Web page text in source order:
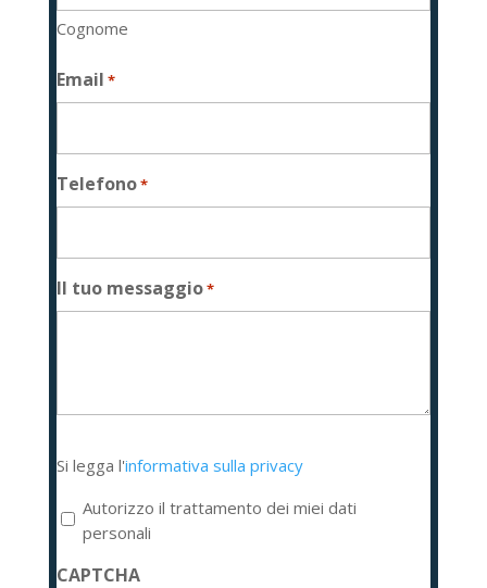
Cognome
Email *
Telefono*
Il tuo messaggio*
legga
l'informativa
sulla
privacy
*
Si legga l'informativa sulla privacy
Autorizzo il trattamento dei miei dati
personali
CAPTCHA